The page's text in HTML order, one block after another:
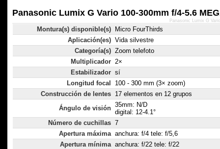
Panasonic Lumix G Vario 100-300mm f/4-5.6
Montura(s) disponible(s)
Micro FourThirds
Aplicación(es) Vida silvestre
Categoría(s) Zoom telefoto
Multiplicador 2×
Estabilizador sí
Longitud focal
100 - 300 mm (3× zoom)
Construcción de lentes 17 elementos en 12 grupos
Ángulo de visión 35mm: N/D
digital: 12-4.1°
Número de cuchillas 7
Apertura máxima anchura: f/4 tele: f/5,6
Apertura mínima anchura: f/22 tele: f/22
Panasonic Lumix G